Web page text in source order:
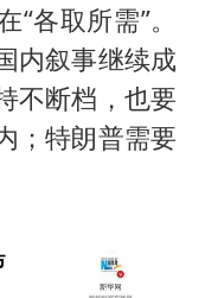
各取所需”。
内叙事继续成
不断档，也要
；特朗普需要